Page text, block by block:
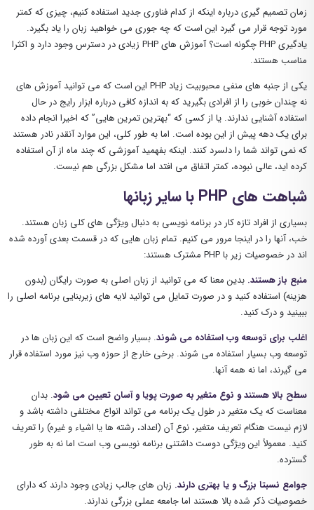
زمان تصمیم گیری درباره اینکه از کدام فناوری جدید استفاده کنیم، چیزی که کمتر
مورد توجه قرار می گیرد این است که چه جوری می خواهید زبان را یاد بگیرد.
یادگیری PHP چگونه است؟ آموزش های PHP زیادی در دسترس وجود دارد و اکثرا
مناسب هستند.
یکی از جنبه های منفی محبوبیت زیاد PHP این است که می توانید آموزش های
نه چندان خوبی را از افرادی بگیرید که به اندازه کافی درباره ابزار رایج در حال
استفاده آشنایی ندارند. یا از کسی که “بهترین تمرین هایی” که اخیرا انجام داده
برای یک دهه پیش از این بوده است. اما به طور کلی، این موارد آنقدر نادر هستند
که نمی تواند شما را دلسرد کنند. اینکه بفهمید آموزشی که چند ماه از آن استفاده
کرده اید، عالی نبوده، کمتر اتفاق می افتد اما مشکل بزرگی هم نیست.
شباهت های PHP با سایر زبانها
بسیاری از افراد تازه کار در برنامه نویسی به دنبال ویژگی های کلی زبان هستند.
خب، آنها را در اینجا مرور می کنیم. تمام زبان هایی که در قسمت بعدی آورده شده
اند در خصوصیات زیر با PHP مشترک هستند:
منبع باز هستند. بدین معنا که می توانید از زبان اصلی به صورت رایگان (بدون
هزینه) استفاده کنید و در صورت تمایل می توانید لایه های زیربنایی برنامه اصلی را
ببینید و درک کنید.
اغلب برای توسعه وب استفاده می شوند. بسیار واضح است که این زبان ها در
توسعه وب بسیار استفاده می شوند. برخی خارج از حوزه وب نیز مورد استفاده قرار
می گیرند، اما نه همه آنها.
سطح بالا هستند و نوع متغیر به صورت پویا و آسان تعیین می شود. بدان
معناست که یک متغیر در طول یک برنامه می تواند انواع مختلفی داشته باشد و
لازم نیست هنگام تعریف متغیر، نوع آن (اعداد، رشته ها یا اشیاء و غیره) را تعریف
کنید. معمولاً این ویژگی دوست داشتنی برنامه نویسی وب است اما نه به طور
گسترده.
جوامع نسبتا بزرگ و یا بهتری دارند. زبان های جالب زیادی وجود دارند که دارای
خصوصیات ذکر شده بالا هستند اما جامعه عملی بزرگی ندارند.